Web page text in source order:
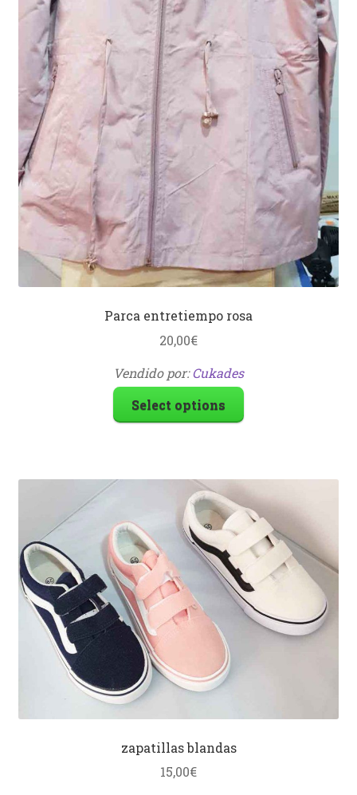
Parca entretiempo rosa
20,00€
Vendido por:Cukades
Select options
zapatillas blandas
15,00€